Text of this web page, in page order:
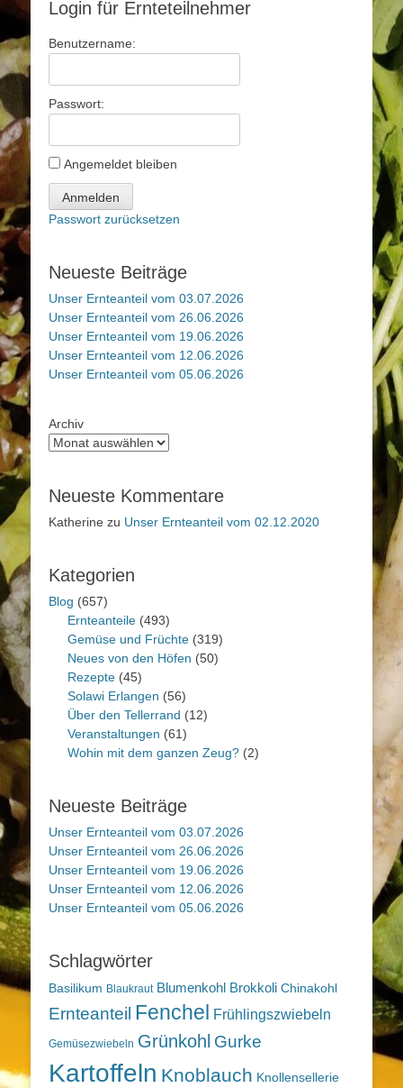
Login für Ernteteilnehmer
Benutzername:
Passwort:
Angemeldet bleiben
Anmelden
Passwort zurücksetzen
Neueste Beiträge
Unser Ernteanteil vom 03.07.2026
Unser Ernteanteil vom 26.06.2026
Unser Ernteanteil vom 19.06.2026
Unser Ernteanteil vom 12.06.2026
Unser Ernteanteil vom 05.06.2026
Archiv
Neueste Kommentare
Katherine zu Unser Ernteanteil vom 02.12.2020
Kategorien
Blog (657)
Ernteanteile (493)
Gemüse und Früchte (319)
Neues von den Höfen (50)
Rezepte (45)
Solawi Erlangen (56)
Über den Tellerrand (12)
Veranstaltungen (61)
Wohin mit dem ganzen Zeug? (2)
Neueste Beiträge
Unser Ernteanteil vom 03.07.2026
Unser Ernteanteil vom 26.06.2026
Unser Ernteanteil vom 19.06.2026
Unser Ernteanteil vom 12.06.2026
Unser Ernteanteil vom 05.06.2026
Schlagwörter
Basilikum Blaukraut Blumenkohl Brokkoli Chinakohl
Ernteanteil Fenchel Frühlingszwiebeln
Gemüsezwiebeln Grünkohl Gurke
Kartoffeln Knoblauch Knollensellerie